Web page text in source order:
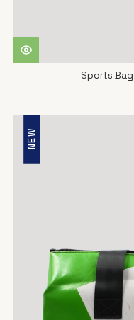
Sports Bag
NEW